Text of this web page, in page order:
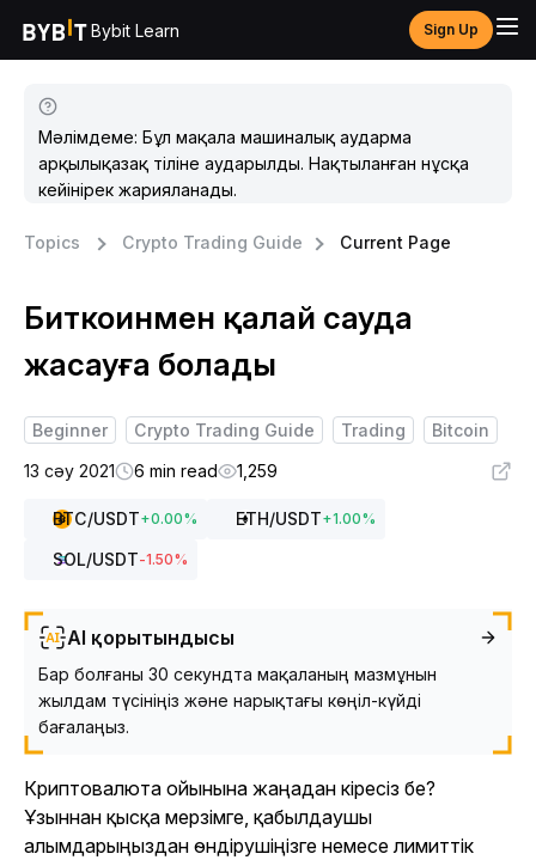
Bybit Learn Sign Up
Мәлімдеме: Бұл мақала машиналық аударма
арқылықазақ тіліне аударылды. Нақтыланған нұсқа
кейінірек жарияланады.
Topics Crypto Trading Guide Current Page
Биткоинмен қалай сауда
жасауға болады
Beginner Crypto Trading Guide Trading
Bitcoin
13 сәу 2021
6 min read 1,259
BTC/USDT+0.00% ETH/USDT+1.00%
SOL/USDT-1.50%
AI қорытындысы
Бар болғаны 30 секундта мақаланың мазмұнын
жылдам түсініңіз және нарықтағы көңіл-күйді
бағалаңыз.
Криптовалюта ойынына жаңадан кіресіз бе?
Ұзыннан қысқа мерзімге, қабылдаушы
алымдарыңыздан өндірушіңізге немесе лимиттік